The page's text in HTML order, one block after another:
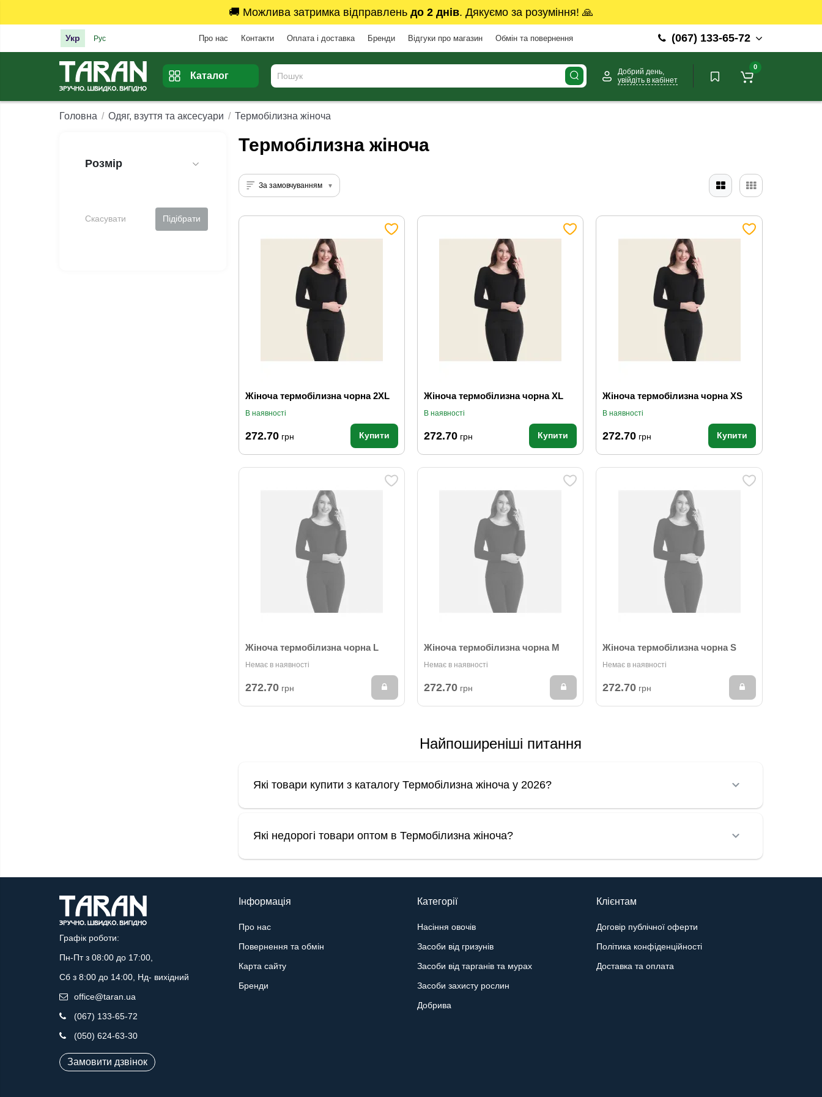
🚚 Можлива затримка відправлень до 2 днів. Дякуємо за розуміння! 🙏
Укр Рус Про нас Контакти Оплата і доставка Бренди Відгуки про магазин Обмін та повернення (067) 133-65-72
Каталог
Добрий день,
увійдіть в кабінет
0
Головна Одяг, взуття та аксесуари Термобілизна жіноча
Розмір
Скасувати Підібрати
Термобілизна жіноча
За замовчуванням
Жіноча термобілизна чорна 2XL
В наявності
272.70грн Купити
Жіноча термобілизна чорна XL
В наявності
272.70грн Купити
Жіноча термобілизна чорна XS
В наявності
272.70 грн Купити
Жіноча термобілизна чорна L
Немає в наявності
272.70грн
Жіноча термобілизна чорна M
Немає в наявності
272.70грн
Жіноча термобілизна чорна S
Немає в наявності
272.70 грн
Найпоширеніші питання
Які товари купити з каталогу Термобілизна жіноча у 2026?
Які недорогі товари оптом в Термобілизна жіноча?
Графік роботи:
Пн-Пт з 08:00 до 17:00,
Сб з 8:00 до 14:00, Нд- вихідний
office@taran.ua
(067) 133-65-72
(050) 624-63-30
Замовити дзвінок
Інформація
Про нас
Повернення та обмін
Карта сайту
Бренди
Категорії
Насіння овочів
Засоби від гризунів
Засоби від тарганів та мурах
Засоби захисту рослин
Добрива
Клієнтам
Договір публічної оферти
Політика конфіденційності
Доставка та оплата